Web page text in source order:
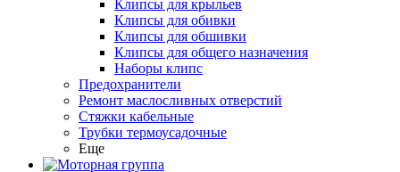
Клипсы для крыльев
Клипсы для обивки
Клипсы для обшивки
Клипсы для общего назначения
Наборы клипс
Предохранители
Ремонт маслосливных отверстий
Стяжки кабельные
Трубки термоусадочные
Еще